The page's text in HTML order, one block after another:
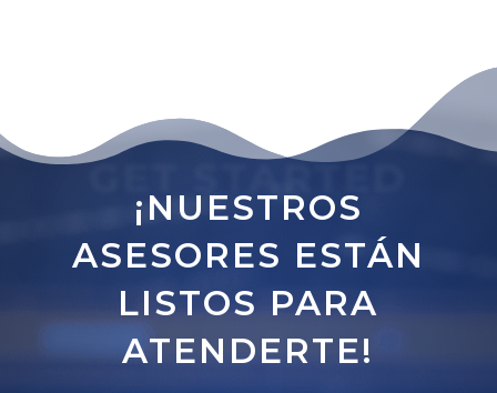
GET STARTED
¡NUESTROS
ASESORES ESTÁN
LISTOS PARA
ATENDERTE!